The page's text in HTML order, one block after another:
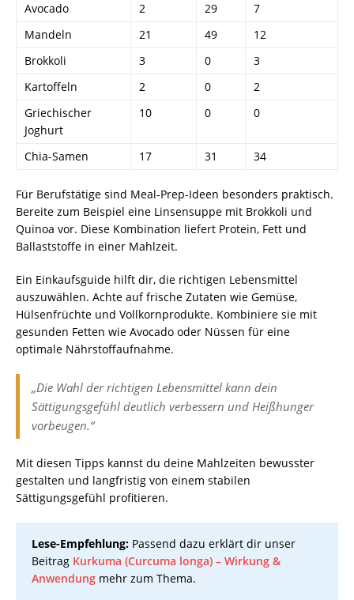
Avocado
2 29
7
Mandeln
21 49
12
Brokkoli
3 0
3
Kartoffeln
2 0
2
Griechischer
Joghurt
10 0 0
Chia-Samen 17 31 34
Für Berufstätige sind Meal-Prep-Ideen besonders praktisch.
Bereite zum Beispiel eine Linsensuppe mit Brokkoli und
Quinoa vor. Diese Kombination liefert Protein, Fett und
Ballaststoffe in einer Mahlzeit.
Ein Einkaufsguide hilft dir, die richtigen Lebensmittel
auszuwählen. Achte auf frische Zutaten wie Gemüse,
Hülsenfrüchte und Vollkornprodukte. Kombiniere sie mit
gesunden Fetten wie Avocado oder Nüssen für eine
optimale Nährstoffaufnahme.
„Die Wahl der richtigen Lebensmittel kann dein
Sättigungsgefühl deutlich verbessern und Heißhunger
vorbeugen.“
Mit diesen Tipps kannst du deine Mahlzeiten bewusster
gestalten und langfristig von einem stabilen
Sättigungsgefühl profitieren.
Lese-Empfehlung: Passend dazu erklärt dir unser
Beitrag Kurkuma (Curcuma longa) – Wirkung &
Anwendung mehr zum Thema.